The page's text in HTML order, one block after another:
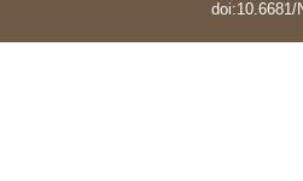
doi:10.6681/